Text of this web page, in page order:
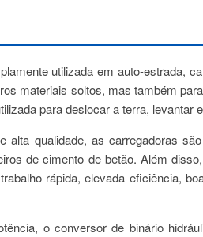
utilizada em auto-estrada,
materiais soltos, mas também
para deslocar a terra,
qualidade, as carregadoras
de cimento de betão. Além
rápida, elevada eficiência,
o conversor de binário